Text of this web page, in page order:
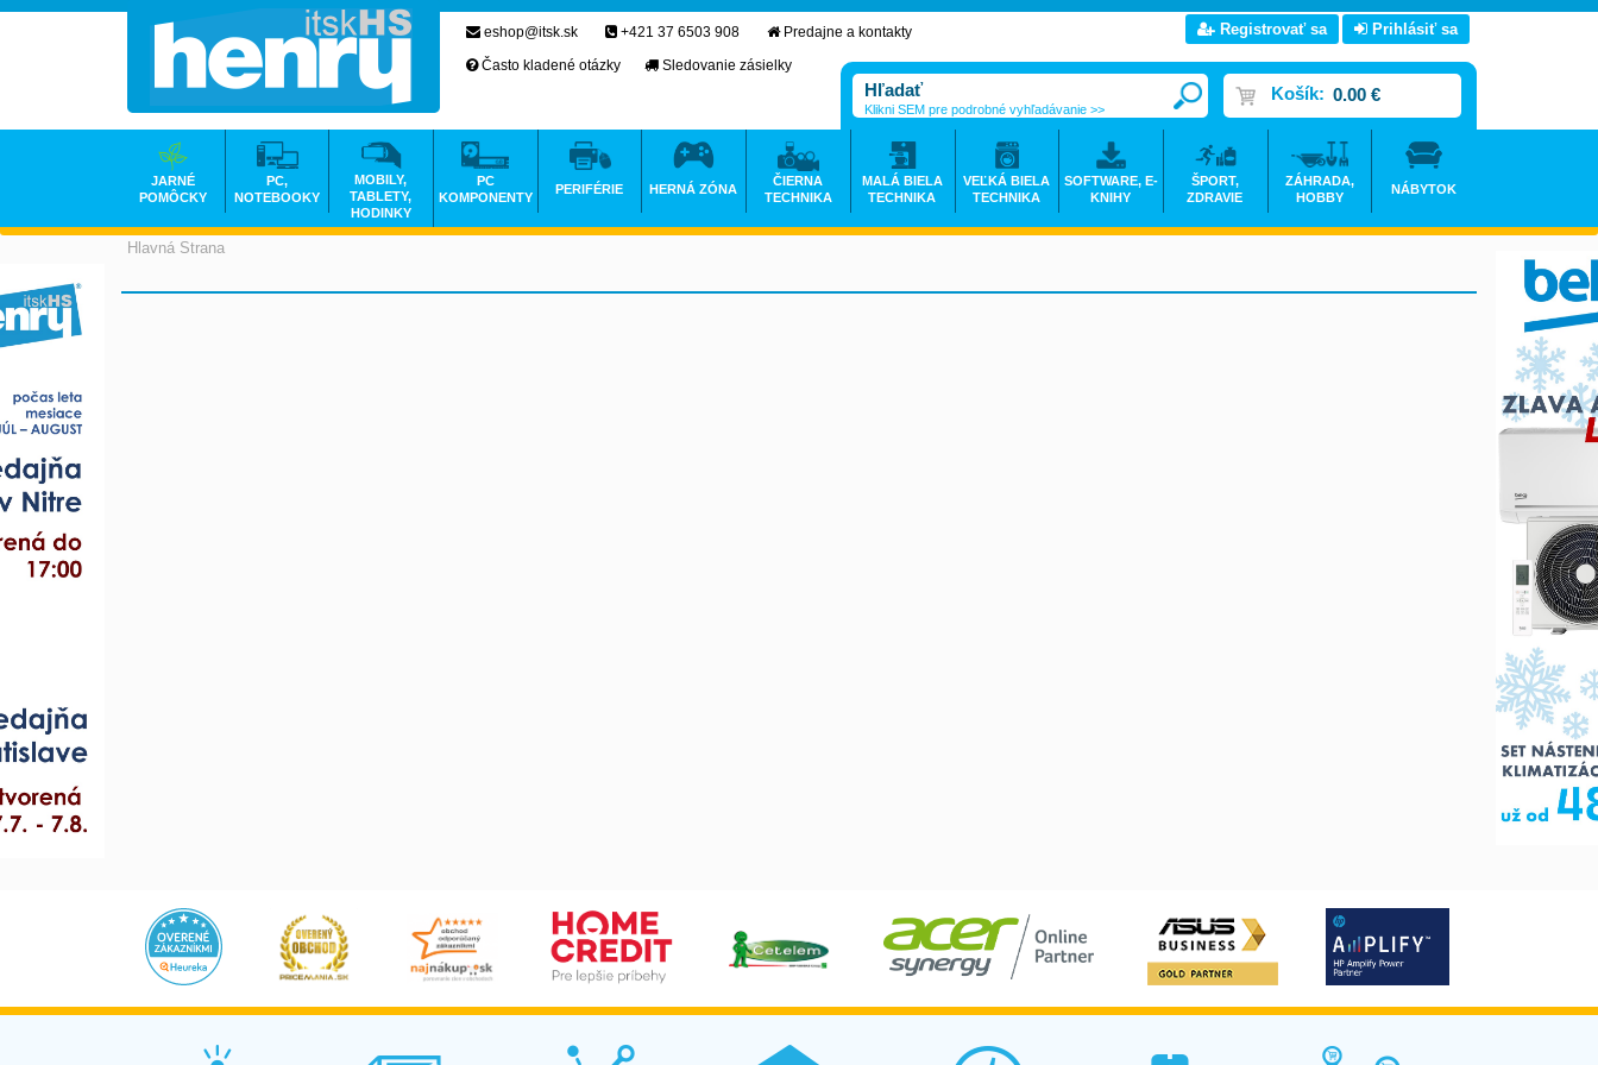
Hlavná Strana
eshop@itsk.sk +421 37 6503 908
Predajne a kontakty
Často kladené otázky
Sledovanie zásielky
Registrovať sa Prihlásiť sa
Košík: 0.00 €
Klikni SEM pre podrobné vyhľadávanie >>
JARNÉ
POMÔCKY
PC,
NOTEBOOKY
MOBILY,
TABLETY,
HODINKY
PC
KOMPONENTY
PERIFÉRIE HERNÁ ZÓNA
ČIERNA
TECHNIKA
MALÁ BIELA
TECHNIKA
VEĽKÁ BIELA
TECHNIKA
SOFTWARE, E-
KNIHY
ŠPORT,
ZDRAVIE
ZÁHRADA,
HOBBY
NÁBYTOK